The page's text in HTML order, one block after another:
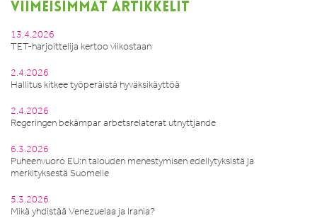
VIIMEISIMMÄT ARTIKKELIT
13.4.2026
TET-harjoittelija kertoo viikostaan
2.4.2026
Hallitus kitkee työperäistä hyväksikäyttöä
2.4.2026
Regeringen bekämpar arbetsrelaterat utnyttjande
6.3.2026
Puheenvuoro EU:n talouden menestymisen edellytyksistä ja
merkityksestä Suomelle
5.3.2026
Mikä yhdistää Venezuelaa ja Irania?